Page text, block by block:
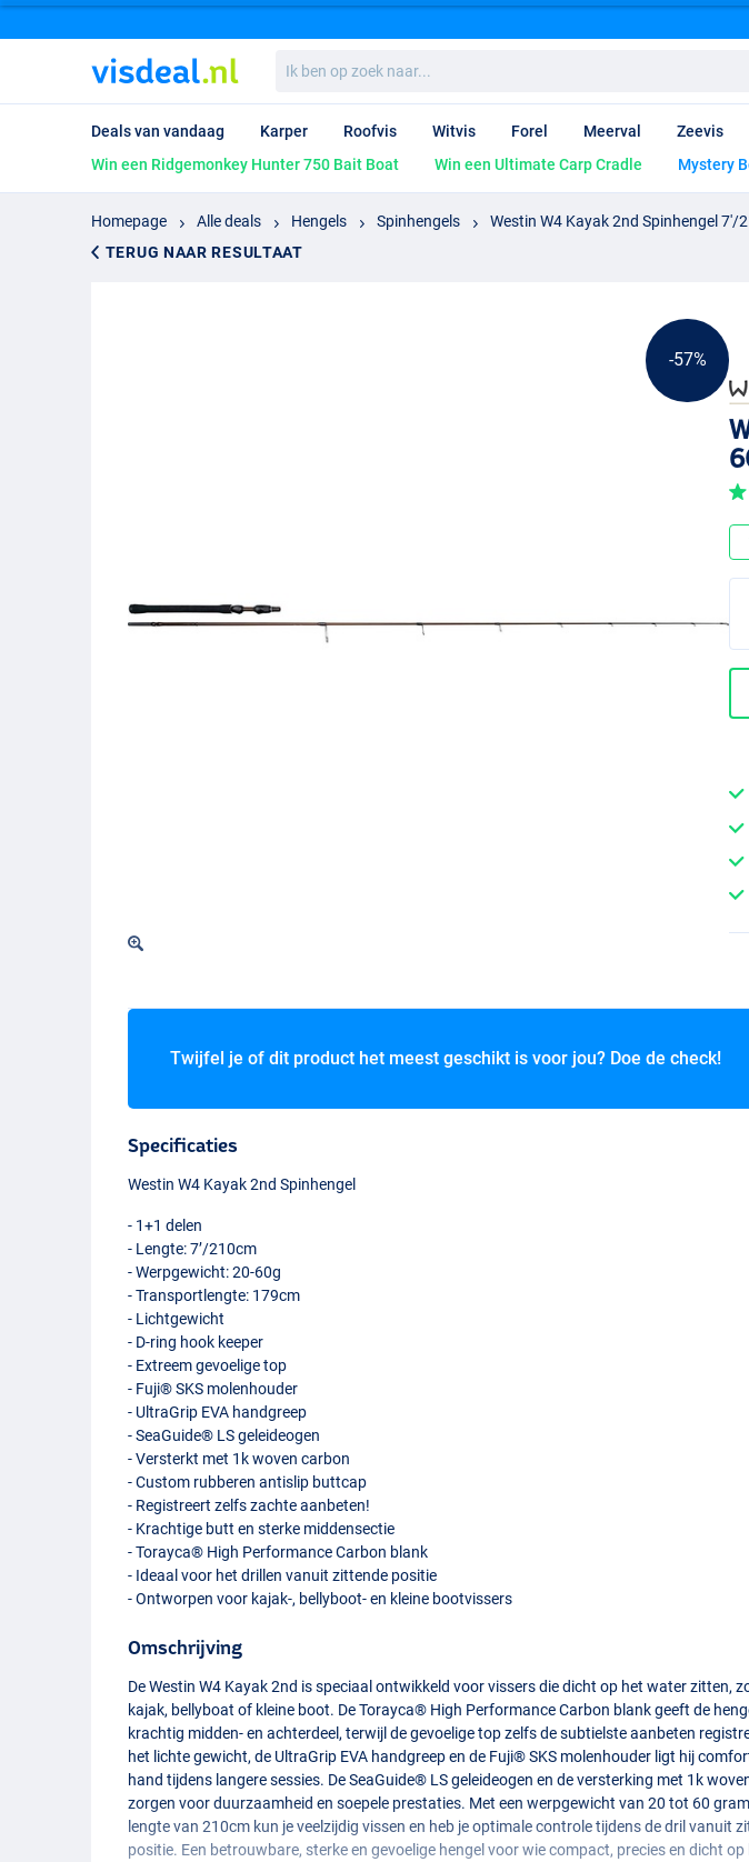
ben
op
naar...
Deals van vandaag Karper Roofvis Witvis Forel Meerval Zeevis
Win een Ridgemonkey Hunter 750 Bait Boat
Win een Ultimate Carp Cradle Mystery
Homepage Alle deals Hengels Spinhengels
Westin W4 Kayak 2nd Spinhengel 7'/
TERUG NAAR RESULTAAT
-57%
Twijfel je of dit product het meest geschikt is voor jou? Doe de check!
Specificaties
Westin W4 Kayak 2nd Spinhengel
- 1+1 delen
- Lengte: 7’/210cm
- Werpgewicht: 20-60g
- Transportlengte: 179cm
- Lichtgewicht
- D-ring hook keeper
- Extreem gevoelige top
- Fuji®SKS molenhouder
- UltraGrip EVA handgreep
- SeaGuide® LS geleideogen
- Versterkt met 1k woven carbon
- Custom rubberen antislip buttcap
- Registreert zelfs zachte aanbeten!
- Krachtige butt en sterke middensectie
- Torayca® High Performance Carbon blank
- Ideaal voor het drillen vanuit zittende positie
- Ontworpen voor kajak-, bellyboot- en kleine bootvissers
Omschrijving
De Westin W4 Kayak 2nd is speciaal ontwikkeld voor vissers die dicht op het water zitten,
kajak, bellyboat of kleine boot. De Torayca® High Performance Carbon blank geeft de
krachtig midden- en achterdeel, terwijl de gevoelige top zelfs de subtielste aanbeten
het lichte gewicht, de UltraGrip EVA handgreep en de Fuji®SKS molenhouder ligt hij
hand tijdens langere sessies. De SeaGuide® LS geleideogen en de versterking met 1k
zorgen voor duurzaamheid en soepele prestaties. Met een werpgewicht van 20 tot 60
lengte van 210cm kun je veelzijdig vissen en heb je optimale controle tijdens de dril vanuit
positie. Een betrouwbare, sterke en gevoelige hengel voor wie compact, precies en dicht